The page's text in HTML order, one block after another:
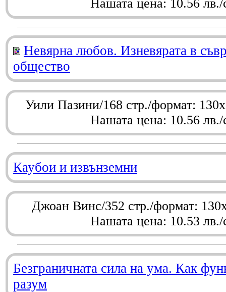
Нашата цена: 10.56 лв./
Невярна любов. Изневярата в
общество
Уили Пазини/168 стр./формат:
Нашата цена: 10.56 лв./
Каубои и извънземни
Джоан Винс/352 стр./формат:
Нашата цена: 10.53 лв./
Безграничната сила на ума. Как
разум